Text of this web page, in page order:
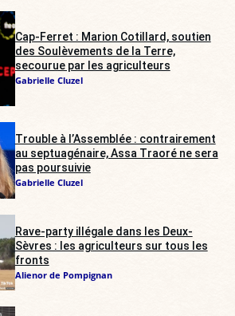
Cap-Ferret : Marion Cotillard, soutien
des Soulèvements de la Terre,
secourue par les agriculteurs
Gabrielle Cluzel
Trouble à l’Assemblée : contrairement
au septuagénaire, Assa Traoré ne sera
pas poursuivie
Gabrielle Cluzel
Rave-party illégale dans les Deux-
Sèvres : les agriculteurs sur tous les
fronts
Alienor de Pompignan